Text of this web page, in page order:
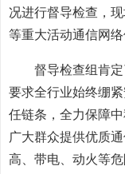
况进行督导检查，
等重大活动通信网络
督导检查组肯
要求全行业始终绷
任链条，全力保障
广大群众提供优质
高、带电、动火等